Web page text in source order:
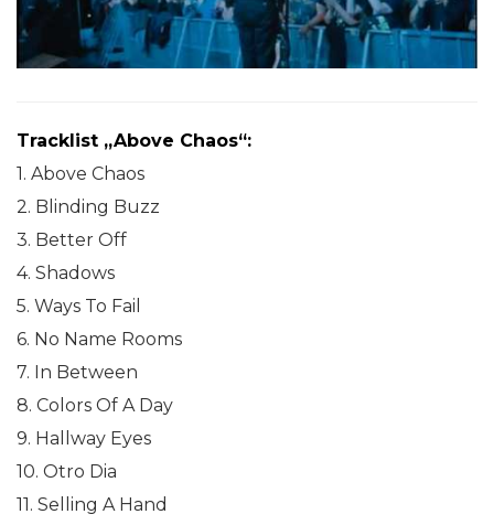
Tracklist „Above Chaos“:
1. Above Chaos
2. Blinding Buzz
3. Better Off
4. Shadows
5. Ways To Fail
6. No Name Rooms
7. In Between
8. Colors Of A Day
9. Hallway Eyes
10. Otro Dia
11. Selling A Hand